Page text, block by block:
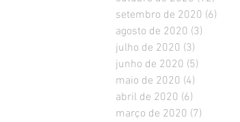
setembro de 2020 (6)
agosto de 2020 (3)
julho de 2020 (3)
junho de 2020 (5)
maio de 2020 (4)
abril de 2020 (6)
março de 2020 (7)